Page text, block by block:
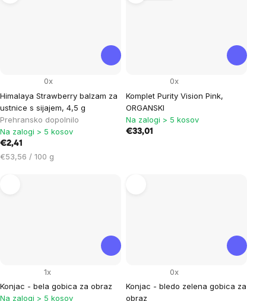
Himalaya Strawberry balzam za
ustnice s sijajem, 4,5 g
Prehransko dopolnilo
0x
Na zalogi > 5 kosov
€2,41
Cena
€53,56 / 100 g
Komplet Purity Vision Pink,
ORGANSKI
0x
Na zalogi > 5 kosov
€33,01
Konjac - bela gobica za obraz
1x
Na zalogi > 5 kosov
Konjac - bledo zelena gobica za
obraz
0x